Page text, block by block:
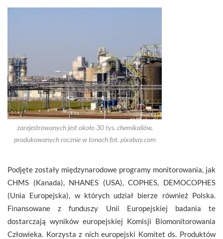
zarejestrowanych jest około 30 tys. chemikaliów,
produkowanych rocznie w tonach fot. pixabay.com
Podjęte zostały międzynarodowe programy monitorowania, jak
CHMS (Kanada), NHANES (USA), COPHES, DEMOCOPHES
(Unia Europejska), w których udział bierze również Polska.
Finansowane z funduszy Unii Europejskiej badania te
dostarczają wyników europejskiej Komisji Biomonitorowania
Człowieka. Korzysta z nich europejski Komitet ds. Produktów